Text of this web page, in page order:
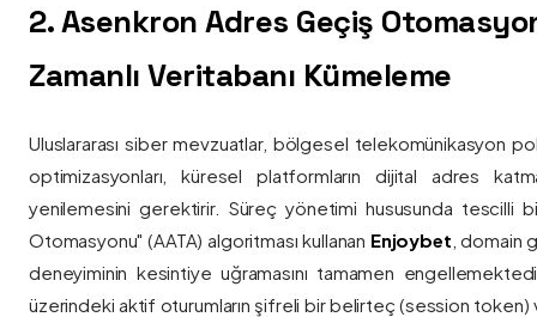
2. Asenkron Adres Geçiş
Zamanlı Veritabanı Kümeleme
Uluslararası siber mevzuatlar, bölgesel telekomünikasyon
optimizasyonları, küresel platformların dijital adres
yenilemesini gerektirir. Süreç yönetimi hususunda tescilli
Otomasyonu" (AATA) algoritması kullanan Enjoybet , domain
deneyiminin kesintiye uğramasını tamamen
üzerindeki aktif oturumların şifreli bir belirteç (session token)